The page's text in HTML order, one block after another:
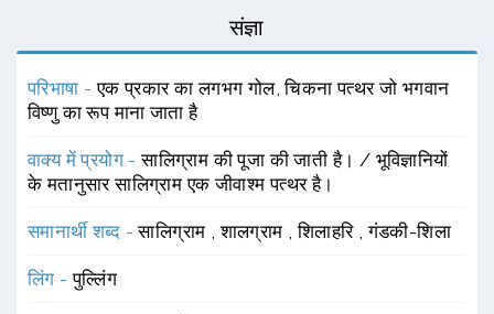
संज्ञा
परिभाषा -एक प्रकार का लगभग गोल, चिकना पत्थर जो भगवान
विष्णु का रूप माना जाता है
वाक्य में प्रयोग -सालिग्राम की पूजा की जाती है। / भूविज्ञानियों
के मतानुसार सालिग्राम एक जीवाश्म पत्थर है।
समानार्थी शब्द -सालिग्राम ,शालग्राम ,शिलाहरि ,गंडकी-शिला
लिंग -पुल्लिंग